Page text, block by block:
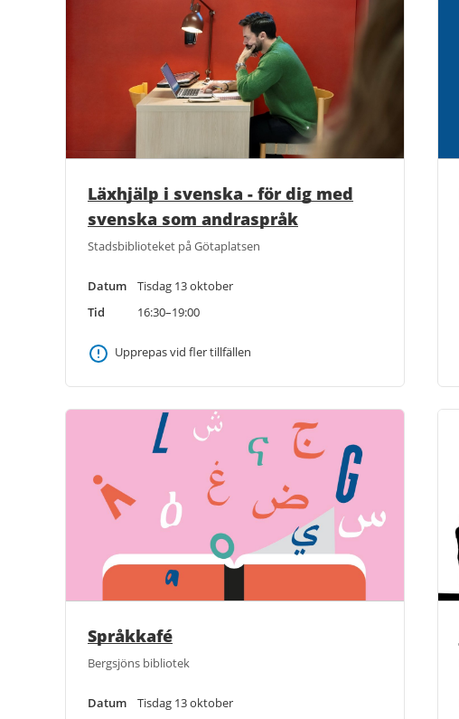
Läxhjälp i svenska - för dig med
svenska som andraspråk
Stadsbiblioteket på Götaplatsen
Datum
Tisdag 13 oktober
Tid
16:30–19:00
Upprepas vid fler tillfällen
Språkkafé
Bergsjöns bibliotek
Datum
Tisdag 13 oktober